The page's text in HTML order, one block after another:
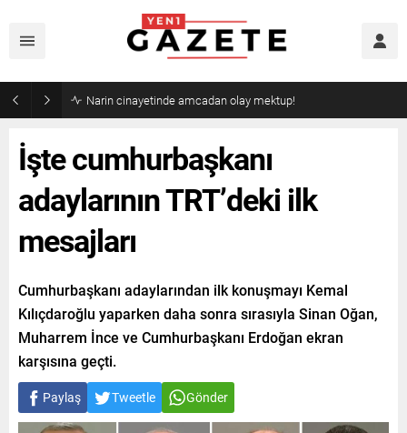
Narin cinayetinde amcadan olay mektup!
İşte cumhurbaşkanı
adaylarının TRT’deki ilk
mesajları
Cumhurbaşkanı adaylarından ilk konuşmayı Kemal
Kılıçdaroğlu yaparken daha sonra sırasıyla Sinan Oğan,
Muharrem İnce ve Cumhurbaşkanı Erdoğan ekran
karşısına geçti.
Paylaş Tweetle Gönder